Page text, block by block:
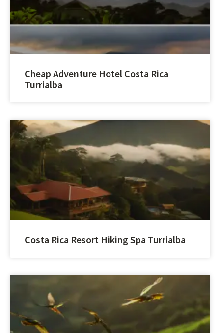
Cheap Adventure Hotel Costa Rica
Turrialba
Costa Rica Resort Hiking Spa Turrialba